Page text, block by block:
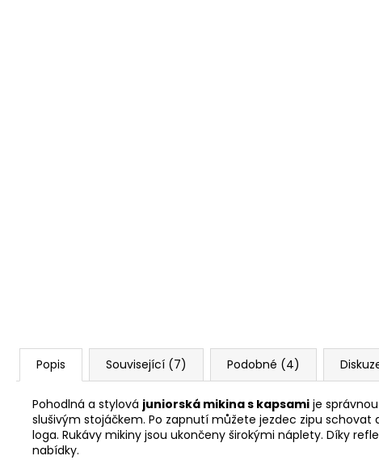
Popis Související (7) Podobné (4)
Pohodlná a stylová juniorská mikina s kapsami je
slušivým stojáčkem. Po zapnutí můžete jezdec zipu
loga. Rukávy mikiny jsou ukončeny širokými náplety. Díky
nabídky.